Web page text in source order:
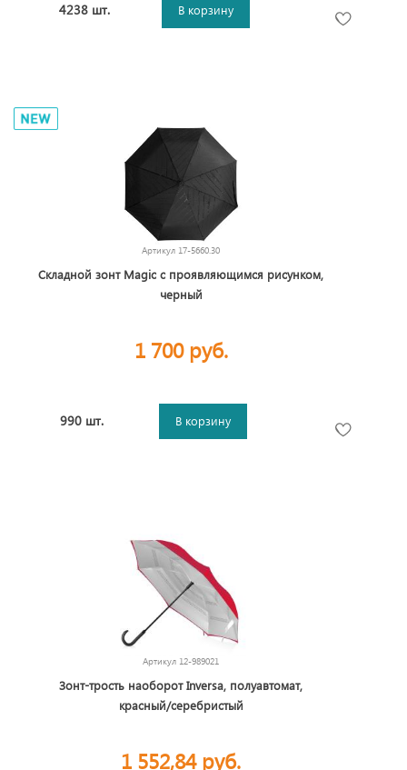
4238 шт. В корзину
Артикул 17-5660.30
Складной зонт Magic с проявляющимся рисунком,
черный
1 700 руб.
990 шт. В корзину
Артикул 12-989021
Зонт-трость наоборот Inversa, полуавтомат,
красный/серебристый
1 552,84 руб.